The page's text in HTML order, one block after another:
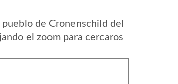
de Cronenschild del
el zoom para cercaros